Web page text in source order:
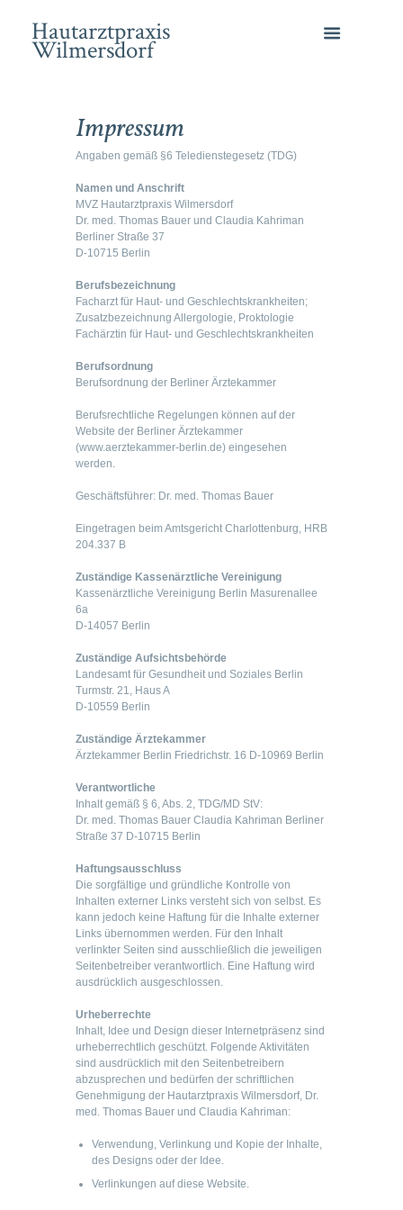
Hautarztpraxis
Wilmersdorf
Impressum
Angaben gemäß §6 Teledienstegesetz (TDG)
Namen und Anschrift
MVZ Hautarztpraxis Wilmersdorf
Dr. med. Thomas Bauer und Claudia Kahriman
Berliner Straße 37
D-10715 Berlin
Berufsbezeichnung
Facharzt für Haut- und Geschlechtskrankheiten;
Zusatzbezeichnung Allergologie, Proktologie
Fachärztin für Haut- und Geschlechtskrankheiten
Berufsordnung
Berufsordnung der Berliner Ärztekammer
Berufsrechtliche Regelungen können auf der
Website der Berliner Ärztekammer
(www.aerztekammer-berlin.de) eingesehen
werden.
Geschäftsführer: Dr. med. Thomas Bauer
Eingetragen beim Amtsgericht Charlottenburg, HRB
204.337 B
Zuständige Kassenärztliche Vereinigung
Kassenärztliche Vereinigung Berlin Masurenallee
6a
D-14057 Berlin
Zuständige Aufsichtsbehörde
Landesamt für Gesundheit und Soziales Berlin
Turmstr. 21, Haus A
D-10559 Berlin
Zuständige Ärztekammer
Ärztekammer Berlin Friedrichstr. 16 D-10969 Berlin
Verantwortliche
Inhalt gemäß § 6, Abs. 2, TDG/MD StV:
Dr. med. Thomas Bauer Claudia Kahriman Berliner
Straße 37 D-10715 Berlin
Haftungsausschluss
Die sorgfältige und gründliche Kontrolle von
Inhalten externer Links versteht sich von selbst. Es
kann jedoch keine Haftung für die Inhalte externer
Links übernommen werden. Für den Inhalt
verlinkter Seiten sind ausschließlich die jeweiligen
Seitenbetreiber verantwortlich. Eine Haftung wird
ausdrücklich ausgeschlossen.
Urheberrechte
Inhalt, Idee und Design dieser Internetpräsenz sind
urheberrechtlich geschützt. Folgende Aktivitäten
sind ausdrücklich mit den Seitenbetreibern
abzusprechen und bedürfen der schriftlichen
Genehmigung der Hautarztpraxis Wilmersdorf, Dr.
med. Thomas Bauer und Claudia Kahriman:
Verwendung, Verlinkung und Kopie der Inhalte,
des Designs oder der Idee.
Verlinkungen auf diese Website.